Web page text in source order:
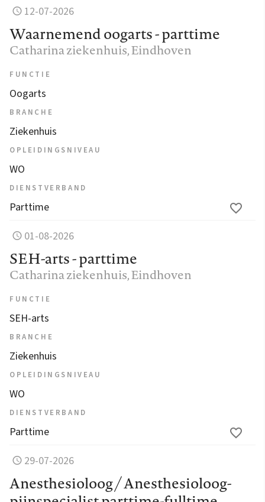
12-07-2026
Waarnemend oogarts - parttime
Catharina ziekenhuis, Eindhoven
FUNCTIE
Oogarts
BRANCHE
Ziekenhuis
OPLEIDINGSNIVEAU
WO
DIENSTVERBAND
Parttime
01-08-2026
SEH-arts - parttime
Catharina ziekenhuis, Eindhoven
FUNCTIE
SEH-arts
BRANCHE
Ziekenhuis
OPLEIDINGSNIVEAU
WO
DIENSTVERBAND
Parttime
29-07-2026
Anesthesioloog / Anesthesioloog-